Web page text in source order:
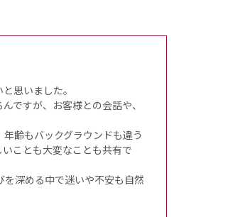
思いました。
ですが、お客様との会話や、
齢もバックグラウンドも違う
ことも大変なことも共有で
深める中で迷いや不安も自然